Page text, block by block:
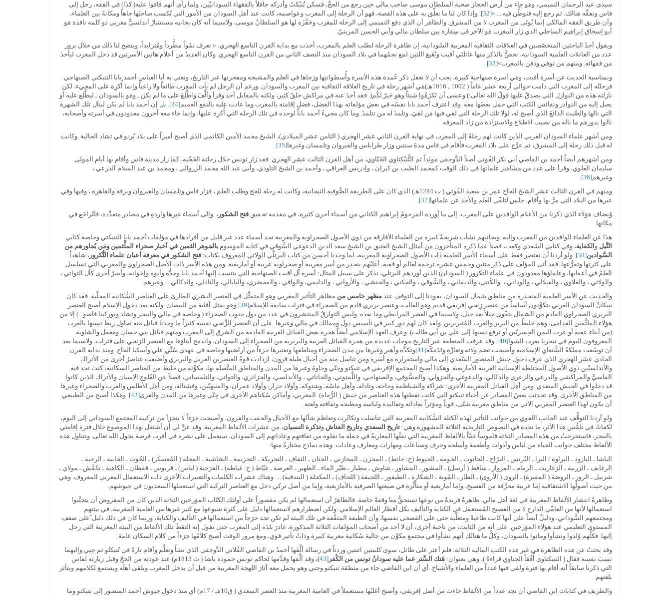
سيدي عبد الرحمان التميمي، وهو جاء من أرض الحجاز صحبة السلطان موسى صاحب مالي حين رجع من الحجِّ، فسكن تُنبُكتُ وأدركه حافلاً بالفقهاء السودانيّين، ولما رأى أنهم فاقوا عليه( كذا) في الفقه، رحل إلى
فاس وتفقَّه هنالك، ثم رجع إليه فتوطَّن فيه ... »[32]
. وإذا كان لنا ما نعلِّق به على هذه القصة، فهو أن الرحلة إلى المغرب وعواصمه، كانت عند أهل السودان من الأمور التي تُكسب صاحبَها جاهاً ومكانةً بين العلماء،
وأن طريق الفقه المالكي إنما يُوتَى من المغرب لا من المشرق. والظاهر أن الذي دفع التميمي إلى الرحلة للمغرب وحَفَّزَه لها هو السلطانُ موسى، ولاسيما أنه كان بجانبه مستشارٌ أندلسيٌّ مغربي ذو كلمة نافذة هو
أبو إسحاق إبراهيم الساحلي الذي زار المغرب هو الآخر في سِفارة بين سلطان مالي وأبي الحسن المرينيّ.
ويقول أحدُ الباحثين المتخصّصين في العلاقات الثقافية المغربية السّودانية، إن ظاهرة الرحلة لطلب العلم بالمغرب، أخذت مع بداية القرن التاسع الهجري، « تعرف نمُواً مطَّرداً ومُتزايداً، ويتضح لنا ذلك من خلال بروز
عدد من العائلات العلمية السودانية، نخصُّ بالذكر منها عائلتَي أقيت وبُغَيغ اللتين لمع نجمُهما في بلاد السودان منذ النصف الثاني من القرن التاسع الهجري. وكان العديدُ من أعلام هاتين الأسرتين قد دخل المغرب ليأخذ
من فقهائه. ومنهم من توفي ودفن بالمغرب»[33]
.
وبمناسبة الحديث عن أسرة أقيت، وهي أسرة صنهاجية كبيرة، يجب أن لا نغفل ذكر عُمدة هذه الأسرة وأُسطوانتِها ورَحاها في العلم والمشيخة ومفخرتها عبر التاريخ، ونعني به أبا العباس أحمد بابا التنبكتي الصنهاجي.
فرحلتُه إلى المغرب التي دامت حوالي أربعة عشر عاماً ( 1002 ـ 1016هـ)هي أشهر رحلة في تاريخ العلاقة الثقافية بين المغرب والسودان. ورغم أن الرجل لم يأت المغرب طائعاً ولا راغباً وإنما أُكرِهَ على المجيء، لكن
نازلته هذه من النوازل التي يصدقُ عليها قولُ الله تعالى:) وعسى أن تَكرَهُوا شيئاً وهو خَيرٌ لكُم(. فقد أخذَ عنه في مراكش خلقٌ كثير، ولكنه بالمقابل أخذ وقرأ وألَّفَ واطَّلعَ على ما لم يكن ـ وهو بالسودان ـ ليطَّلع عليه أو
يصل إليه من النوادر ونفائس الكتب التي حمل بعضَها معه. وقد اعترف أحمد بابا نفسُه في بعض مؤلفاته بهذا الفضل، فضلِ إقامته بالمغرب وما عادت عليه بالنفع العميم[34]
. بل إن أحمد بابا لم يكن لينال تلك الشهرة
التي نالها والصِّيتَ الذائعَ الذي أصبح له، لولا تلك الرحلة التي لقي فيها مَن لقيَ، وتلمذَ له من تتلمذَ. وما كان مجيءُ أحمد باباً لوحده في تلك الرحلة التي أُكرِهَ عليها، وإنما جاء معه آخرون معدودون في أسرته وأصحابه،
نالوا بدورهم ما ناله من نصيب الاطلاع والاستزادة من زاد المعرفة.
ومن أشهر علماء السودان الغربي الذين كانت لهم رحلةٌ إلى المغرب في نهاية القرن الثاني عشر الهجري ( الثامن عشر الميلادي)، الشيخ محمد الأمين الكانمي الذي أصبح أميراً على بلاد بُرنو في تشاد الحالية. وكانت
له قبل ذلك رحلة إلى المشرق، ثم عرَّج على بلاد المغرب فأقام في فاس مدةَ سنتين وزار طرابلس والقيروان وتلمسان وغيرها[35]
.
ومن أشهرهم أيضاً أحمد بن القاضي أبي بكر الفُوتي أصلاً الدَّوجقي مولداً ثم التُّنبُكتاوي الجَنّاوي، من أهل القرن الثالث عشر الهجري. فقد زار تونس خلال رحلته الحَجّية، كما زار مدينة فاس وأقام بها أيام المولى
سليمان العلوي، وقرأ على عدد من مشاهير علمائها في ذلك الوقت كمحمد الطيب بن كيران ، وإدريس العراقي ، وأحمد بن الشيخ التاودي، وأبي عبد الله محمد الزروالي ، ومحمد بن عبد السلام الدرعي ،
وغيرهم[36]
.
ومنهم في القرن الثالث عشر الشيخ الحاج عمر بن سعيد الفُوتي ( ت 1284هـ) الذي كان على الطريقة الصُّوفية التيجانية، وكانت له رحلة للحج وطلب العلم ، فزار فاس وتلمسان والقيروان وبرقة والقاهرة ، وفيها وفي
غيرها من البلاد التي مرَّ بها وأقام، جلس لتلقّي العلم والأخذ عن علمائها[37]
.
وُيضاف هؤلاء الذي ذكرنا من الأعلام الوافدين على المغرب، إلى ما أورده المرحومُ إبراهيم الكتاني من أسماء أخرى كثيرة، في مقدمة تحقيق فتح الشكور ، وإلى أسماء غيرها واردةٍ في مصادر متعدِّدة، فلتُراجَع في
مكانها.
هذا عن العلماء الوافدين من المغرب وإليه. وبجانبهم نشأت شريحةٌ كبيرة من العلماء الأفارقة من ذوي الأصول الصحراوية والمغربية نجد أسماء عدد غير قليل من أفرادها في مؤلفات أحمد بابا التنبكتي وخاصة كتابي
النَّيل و الكفاية، وفي كتابي السَّعدي وكعت، فضلاً عما ذكره المتأخرون من أمثال الشيخ العتيق بن الشيخ سعد الدين الدغوغي السُّوقي في كتابه الموسوم بالجوهر الثمين في أخبار صحراء الملَّثمين ومَن يُجاورهم من
السَّوادين[38] . ولو أردنا أن نقتصر فقط على أسماء الأسر العلمية ذات الأصول الصحراوية المغربية، لما وجدنا أحسن من كتاب البرتلّي الولاتي المعروف بكتاب: فتح الشكور في معرفة أعيان علماء التُّكرور ، شاهداً
على كثرتها وتفرُّعها. فقد أتى المؤلف على ذكر مئتين وخمس عشرة ترجمة لعالم أو فقيه، أغلبُهم ينحدر من أسر مغربية أو صحراوية عربية أو أمازيغية. ومن هذه الأسر ذات الأصل الصحراوي والمغربي التي تسلسل
العلمُ في أعقابها، وعلماؤها معدودون في علماء التكرور ( السودان) الذين أوردهم البرتلي، نذكر على سبيل المثال: أسرة آل أقيت الصنهاجية التي ينتسب إليها أحمد بابا وجدُّه وأبوه وإخوانه، وأسرٌ أخرى كأل التواتي ،
والولاتي ، والغلاوي ، والفيلالي ، والوداني ، والكُنتي، والديماني ، والسُّوقي ، والجكني ، والحنشي ، والأرواني ، والدليمي، والوافي ، والمحضري، والبابالي، والتادلي، والدكالي ... وغيرهم.
والحديث عن الأسر العلمية المنحدرة من مناطق شمال السودان، يقودنا إلى التوقف عند مظهر خامس من مظاهر التأثير المغربي وهو المتمثِّل في العنصر البشري الطارئ على العناصر السُّكانية المحلّية. فقد كان
سكانُ السودان الغربي يتكوَّنون أساساً من عنصر زِنجي إفريقي قديم وهو الغالب، وعنصر بربري قادم من الصحراء في فترات سابقة للإسلام[39]
وهو يمثل أقلية من البيضان. ولكنه بعد دخول الإسلام أصبح العنصر
البربري الصحراوي القادم من الشمال يتقَّوى جيلاً بعد جيل، ولاسيما في العصر المرابطي وما بعده. وليس التوارقُ المنتشرون في عدد من دول جنوب الصحراء ( وخاصة في مالي والنيجر وتشاد وبوركينا فاصو ..) إلا من
هؤلاء الملثَّمين القدامى، وهم خليطٌ من البربر والعرب المُتبربرين. ولقد كان لهم دور كبير في تأسيس دول وممالك في مالي وغيرها. على أن العنصر الزِّنجي نفسه كثيراً ما وجدنا قبائل منه تحاول ربط نسبها بالعرب
(من أبناء عقبة أو عرب اليمن الحِميريّين أو ترفع نسبها إلى علي بن أبي طالب). وعرف العهد الإسلامي أيضاً هجرة بعض القبائل العربية القادمة من الشرق إلى المغرب ومنهم قبائل بني حسان ومَعقل والشاوية
المعروفون اليوم في نيجريا بعرب الشوا [40]
. وقد عرفت المنطقة عبر التاريخ موجات عديدة من هجرة القبائل العربية والبربرية من الصحراء إلى السودان، واندمج أبناؤها مع العنصر الزنجي على فترات، ولاسيما بعد
أن توسَّعت مملكةُ السُّنغاي الإسلامية وأصبحت تضم ولاتة وتغازّة وتَدَمَكَّة[41]
وتكدَّة وأهير وغيرها من مدن الصحراء ومناطقها وتعتبرها جزءاً من أراضيها وخاصة في عهدي سُنِّي علي وأسكيا الحاج. ومنذ بداية القرن
الحادي عشر الهجري الذي عرف دخول جيش المنصور السَّعدي إلى مالي واستقراره مع أُسَره ومَن تناسل منه من أجيال طيلة قرون، ازدادت قوةُ العنصرين العربي والبربري وأضيفت عناصرُ أخرى من الأتراك
والأندلسيّين ذوي الأصول المختلطة الإسبانية العربية الأمازيغية. وهكذا أصبح المجتمع الإفريقي في تنبكتو وجِنّي وجاوةَ وغيرها من المدن والمناطق المتَّصلة بها، مكوَّنة من خليط من العناصر السكانية، كنتَ تجد فيه
الفاسيَّ والمراكشي والدرعي والزعري والدكالي، والدغوغي،والجزولي، والمسُّوفي، والصنهاجي، واللَّمتوني، والجاناتي ، والأندلسي، والجزائري، والتواتي، والتلمساني، فضلاً عن العُلوج الإسبان والأتراك الذين كانوا
قد دخلوا في الجيش السعدي. ومن أهل القبائل المغربية الأخرى: شراكة والشياظمة وحاحة، وتادلة، وأهل ماسّة، وشتوكة، وأولاد جرار، وأولاد عمران، والمنبهيّين، وفشتالة، ومن أهل الأطلس والغرب والصحراء وغيرها
من المناطق الأخرى. وقد تحدثت بعضُ المصادر عن أحياء تنبكتو التي كانت تقطنها هذه العناصر من جيش ( الرُّماة) المغربي، وأماكن سُكناهم الأخرى في جِنّي وغيرها من المدن والقرى[42]
. وهكذا أصبح من الطبيعي
أن يكون لهذا العنصر المغربي الآتي من مناطق مغربية شتّى، قوياً ومؤثراً بعاداته وتقاليده ولباسه ومطبخه وثقافته ولغته .
ولو أردنا التوقُّف عند الجانب اللغوي من جوانب التأثير لهذه الكتلة السُّكانية المغربية التي تناسَلت وتكاثَرت وتعاظمَ شأنُها مع الأجيال والحقب والقرون، وأصبحت جزءاً لا يتجزأ من تركيبة المجتمع السوداني إلى اليوم،
لكفانا، في تلمُّس هذا الأثر، ما نجده في النصوص التاريخية الثلاثة المشهورة وهي: تاريخ السعدي وتاريخ الفتاش وتذكرة النسيان، من عشرات الألفاظ المغربية. وقد عنَّ لي أن أشتغل بهذا الموضوع خلال فترة إقامتي
بالنيجر، فاستخرجتُ من هذه المصادر الثلاثة قاموساً غنيّاً بالألفاظ المغربية التي نقلَها المغاربةُ في جملة ما نقلوه من ثقافتهم وعاداتهم إلى السودان، سنعمل على نشره في أقرب فرصة بحول الله تعالى. وتتناول هذه
الألفاظ مختلف جوانب الحياة من لباس وأدوات وأطعمة وأسلحة وحرف وصناعات ومهارات ومعارف وعادات. وهذه نماذج مختارةٌ منها:
الباشا ـ البارود ـ البراوة / البرا ـ البُرنس ـ البرّاح ـ الحانوت ـ الحومة ـ الحيوط (ج: حائط) ـ المخزن ـ المخازني ـ الجنان ـ الثقاف ـ التحريكة ـ التحزيمة ـ الشاشية ـ المحلة ( المُعسكَر) ـ الحُوت ـ الخابية ـ الرحبة ـ
الرغايف ـ الزربية ـ الزغاريت ـ الزمام ـ المزوار ـ سافط ( أرسل) ـ المشور ـ المشاور ـ شاوش ـ مطيار ـ طيّر الماء ـ الظهير ـ العرصة ـ غيّاط ( ج: غياطة) ـ الفرَجية ( لباس) ـ قربوس ـ قفطان ـ الكاهية ـ تكمَّش ـ مولاي ـ
شربيل ـ الروز ـ الروضة ( المقبرة) ـ الروى ( الأروى) ـ الطار ـ المُونة ـ الشكارة ـ الطيفور ـ اللحيفة ( اللحاف) ـ المكحلة ( البندقية) .... وهناك عشرات الكلمات والتعبيرات الأخرى ذات الاستعمال المغربي المعروف. وهي
من حيث أصولُها الاشتقاقية إما عربية محرَّفة من الفصيح، وإما أمازيغية أو متأثِّرة في صيغتها الصرفية بالأمازيغية، وإما من أصل تركي دخل مع العناصر التركية التي استعملها السعديون في جيوشهم.
وظاهرةُ انتشار الألفاظ المغربية في لغة أهل مالي، ظاهرةٌ فريدةٌ من نوعها تستحقُّ منا وقفةً خاصة. فالظاهرُ أن استعمالها لم يكن مقصوراً على أولئك الكتّاب المؤرخين الثلاثة الذين كان من المفروض أن يتجنَّبوا
استعمالها لأنها من العامِّي الدارج لا من الفصيح المُستعمَل في الكتابة والتأليف بكل أقطار العالم الإسلامي. ولكن اضطرارهم لاستعمالها دليل على كثرة شيوعها مع كثير غيرها من العامية المغربية، في بيئتهم
ومجتمعهم السُّوداني، ودليلٌ أيضاً على أنها كانت طاغيةً ومتغلِّبة حتى على الفصحى نفسها، وأن الطبقة المثقَّفة في تلك البيئة لم تكن تجد حرَجاً من استعمالها في التأليف والكتابة، وربما كان في ذلك دليل ًعلى ضعف
المستوى التعليمي عند هؤلاء المؤرخين. على أنه من الثابت، من ناحية أخرى، أن لا أحد من أصحاب المؤلفات الثلاثة المذكورة، غادرَ بلدَه إلى المغرب حتى نقول إنه التقطَ تلك الألفاظ من البيئة المغربية التي رحل
إليها. فكلُّهم وُلدوا ونشأوا وماتوا بالسودان، وكلُّ ما هنالك أنهم نشأوا في مجتمع مكوَّن من جالية سُكانية مغربية كبيرة وذاتُ تأثير قوي، ومع مرور الوقت أصبح كلامُها جزءاً من كلام السكان عامة.
وقد بحثتُ عن هذه الظاهرة في غير هذه الكتب المالية الثلاثة، فلم أعثر على طائل، سوى كلمتين اثنتين وردتاُ في رسالة ألَّفَها أحمدُ بن القاضي الفُلاني الدَّوجقي الذي نشأَ وتعلَّم وأقام تارةً في تُنبكتُو ثم جِنِي وإليهما
نسبَ نفسه فقال ( التنبكتاوي أُفُقاً الجناوي قراءةً )، وهي بعنوان: هَتك السِّتر عما عليه سودانُ تونس من الكُفر [43] ،
وقد ألَّفها وقدَّمها لحاكم تونس حمودة باشا ( ت 1813م) عند عودته من الحجّ وقبل زيارته لفاس
التي ذكرنا سابقاً أنه أقام بها فترة ولقي فيها عدداً من العلماء والأشياخ. أي أن ابن القاضي جاء من منطقة تنبكتو وجني وهو يحمل معه آثارَ اللهجة المغربية من قبل أن يدخل المغرب ويلقى أهلَه ويستمع لكلامهم ويتأثر
بلغتهم.
والطريف في كتابات ابن القاضي أن نجد عدداً من الألفاظ جاءت من أصل إفريقي، وأصبح أغلبُها مستعملاً في العامية المغربية منذ العصر السعدي ( ق10هـ / 17م) أي منذ دخول جيوش أحمد المنصور إلى تنبكتو وما